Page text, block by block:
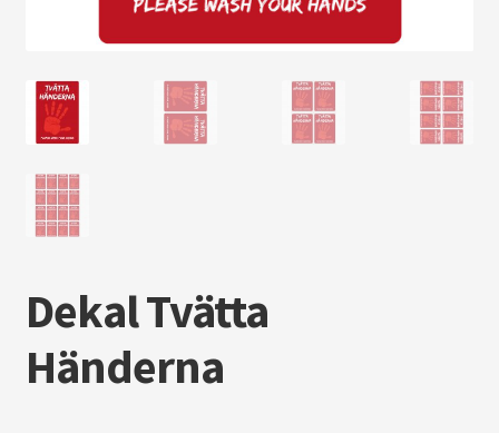
Dekal Tvätta
Händerna